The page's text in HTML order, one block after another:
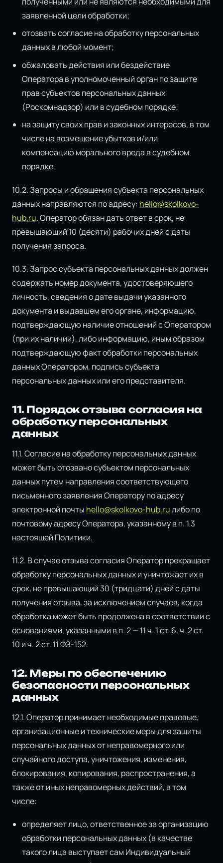
заявленной цели обработки;
отозвать согласие на обработку персональных
данных в любой момент;
обжаловать действия или бездействие
Оператора в уполномоченный орган по защите
прав субъектов персональных данных
(Роскомнадзор) или в судебном порядке;
на защиту своих прав и законных интересов, в том
числе на возмещение убытков и/или
компенсацию морального вреда в судебном
порядке.
10.2. Запросы и обращения субъекта персональных
данных направляются по адресу: hello@skolkovo-
hub.ru. Оператор обязан дать ответ в срок, не
превышающий 10 (десяти) рабочих дней с даты
получения запроса.
10.3. Запрос субъекта персональных данных должен
содержать номер документа, удостоверяющего
личность, сведения о дате выдачи указанного
документа и выдавшем его органе, информацию,
подтверждающую наличие отношений с Оператором
(при их наличии), либо информацию, иным образом
подтверждающую факт обработки персональных
данных Оператором, подпись субъекта
персональных данных или его представителя.
11. Порядок отзыва согласия на
обработку персональных
данных
11.1. Согласие на обработку персональных данных
может быть отозвано субъектом персональных
данных путем направления соответствующего
письменного заявления Оператору по адресу
электронной почты hello@skolkovo-hub.ruлибо по
почтовому адресу Оператора, указанному в п. 1.3
настоящей Политики.
11.2. В случае отзыва согласия Оператор прекращает
обработку персональных данных и уничтожает их в
срок, не превышающий 30 (тридцати) дней с даты
получения отзыва, за исключением случаев, когда
обработка может быть продолжена в соответствии с
основаниями, указанными в п. 2 — 11 ч. 1 ст. 6, ч. 2 ст.
10 и ч. 2 ст. 11 ФЗ-152.
12. Меры по обеспечению
безопасности персональных
данных
12.1. Оператор принимает необходимые правовые,
организационные и технические меры для защиты
персональных данных от неправомерного или
случайного доступа, уничтожения, изменения,
блокирования, копирования, распространения, а
также от иных неправомерных действий, в том
числе:
определяет лицо, ответственное за организацию
обработки персональных данных (в качестве
такого лица выступает сам Индивидуальный